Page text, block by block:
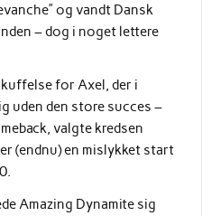
og vandt Dansk
– dog i noget lettere
for Axel, der i
uden den store succes –
valgte kredsen
(endnu) en mislykket start
Amazing Dynamite sig